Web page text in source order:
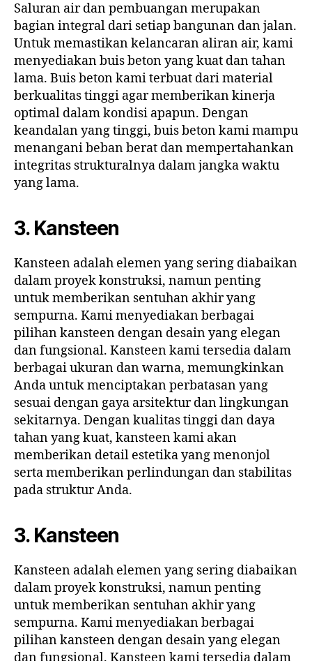
Saluran air dan pembuangan merupakan
bagian integral dari setiap bangunan dan jalan.
Untuk memastikan kelancaran aliran air, kami
menyediakan buis beton yang kuat dan tahan
lama. Buis beton kami terbuat dari material
berkualitas tinggi agar memberikan kinerja
optimal dalam kondisi apapun. Dengan
keandalan yang tinggi, buis beton kami mampu
menangani beban berat dan mempertahankan
integritas strukturalnya dalam jangka waktu
yang lama.
3. Kansteen
Kansteen adalah elemen yang sering diabaikan
dalam proyek konstruksi, namun penting
untuk memberikan sentuhan akhir yang
sempurna. Kami menyediakan berbagai
pilihan kansteen dengan desain yang elegan
dan fungsional. Kansteen kami tersedia dalam
berbagai ukuran dan warna, memungkinkan
Anda untuk menciptakan perbatasan yang
sesuai dengan gaya arsitektur dan lingkungan
sekitarnya. Dengan kualitas tinggi dan daya
tahan yang kuat, kansteen kami akan
memberikan detail estetika yang menonjol
serta memberikan perlindungan dan stabilitas
pada struktur Anda.
3. Kansteen
Kansteen adalah elemen yang sering diabaikan
dalam proyek konstruksi, namun penting
untuk memberikan sentuhan akhir yang
sempurna. Kami menyediakan berbagai
pilihan kansteen dengan desain yang elegan